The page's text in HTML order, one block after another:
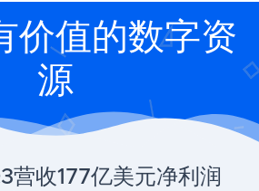
价值的数字资
源
营收177亿美元净利润